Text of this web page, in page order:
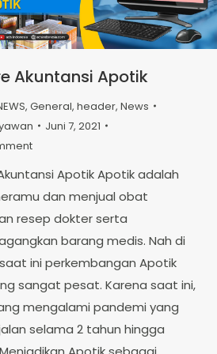
Akuntansi Apotik
, General, header, News
Juni 7, 2021
Apotik Apotik adalah
dan menjual obat
resep dokter serta
barang medis. Nah di
ini perkembangan Apotik
sangat pesat. Karena saat ini,
mengalami pandemi yang
selama 2 tahun hingga